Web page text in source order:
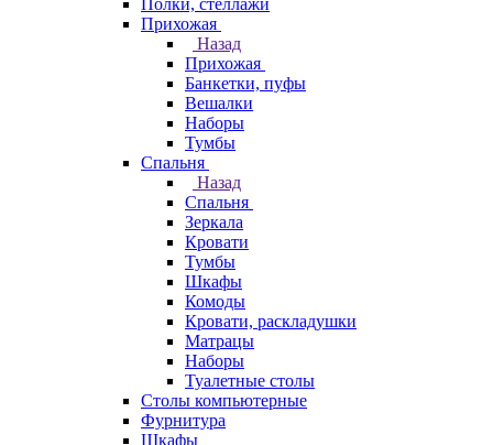
Полки, стеллажи
Прихожая
Назад
Прихожая
Банкетки, пуфы
Вешалки
Наборы
Тумбы
Спальня
Назад
Спальня
Зеркала
Кровати
Тумбы
Шкафы
Комоды
Кровати, раскладушки
Матрацы
Наборы
Туалетные столы
Столы компьютерные
Фурнитура
Шкафы